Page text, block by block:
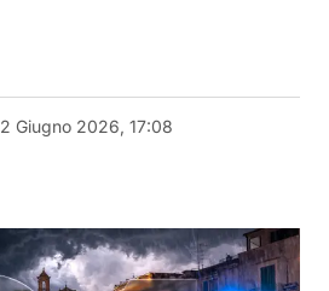
2 Giugno 2026, 17:08